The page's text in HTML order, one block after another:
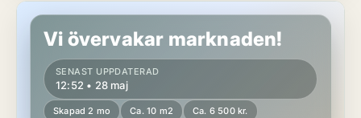
Rum i Malmö
Vi övervakar marknaden!
SENAST UPPDATERAD
12:52 • 28 maj
Skapad 2 mo Ca. 10 m2 Ca. 6 500 kr.